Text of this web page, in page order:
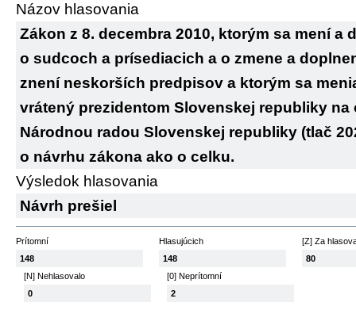
Názov hlasovania
Zákon z 8. decembra 2010, ktorým sa mení a
o sudcoch a prísediacich a o zmene a
znení neskorších predpisov a ktorým sa
vrátený prezidentom Slovenskej republiky
Národnou radou Slovenskej republiky (tlač
o návrhu zákona ako o celku.
Výsledok hlasovania
Návrh prešiel
Prítomní
148
Hlasujúcich
148
[Z] Za
80
[N] Nehlasovalo
0
[0] Neprítomní
2